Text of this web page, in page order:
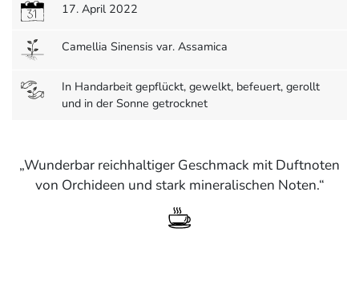
17. April 2022
Camellia Sinensis var. Assamica
In Handarbeit gepflückt, gewelkt, befeuert, gerollt
und in der Sonne getrocknet
Wunderbar reichhaltiger Geschmack mit Duftnoten
von Orchideen und stark mineralischen Noten.